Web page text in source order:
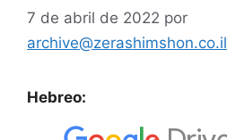
7 de abril de 2022 por
archive@zerashimshon.co.il
Hebreo: